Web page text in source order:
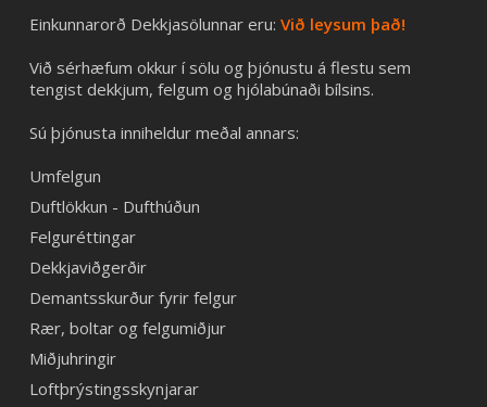
Einkunnarorð Dekkjasölunnar eru: Við leysum það!
Við sérhæfum okkur í sölu og þjónustu á flestu sem
tengist dekkjum, felgum og hjólabúnaði bílsins.
Sú þjónusta inniheldur meðal annars:
Umfelgun
Duftlökkun - Dufthúðun
Felguréttingar
Dekkjaviðgerðir
Demantsskurður fyrir felgur
Rær, boltar og felgumiðjur
Miðjuhringir
Loftþrýstingsskynjarar